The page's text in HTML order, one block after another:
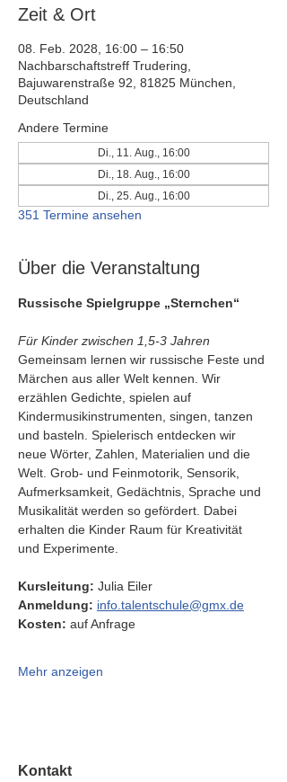
Zeit & Ort
08. Feb. 2028, 16:00 – 16:50
Nachbarschaftstreff Trudering,
Bajuwarenstraße 92, 81825 München,
Deutschland
Andere Termine
Di., 11. Aug., 16:00
Di., 18. Aug., 16:00
Di., 25. Aug., 16:00
351 Termine ansehen
Über die Veranstaltung
Russische Spielgruppe „Sternchen“
Für Kinder zwischen 1,5-3 Jahren
Gemeinsam lernen wir russische Feste und
Märchen aus aller Welt kennen. Wir
erzählen Gedichte, spielen auf
Kindermusikinstrumenten, singen, tanzen
und basteln. Spielerisch entdecken wir
neue Wörter, Zahlen, Materialien und die
Welt. Grob- und Feinmotorik, Sensorik,
Aufmerksamkeit, Gedächtnis, Sprache und
Musikalität werden so gefördert. Dabei
erhalten die Kinder Raum für Kreativität
und Experimente.
Kursleitung: Julia Eiler
Anmeldung: info.talentschule@gmx.de
Kosten: auf Anfrage
Mehr anzeigen
Kontakt